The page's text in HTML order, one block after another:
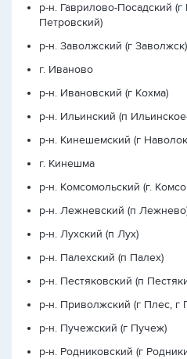
р-н. Гаврилово-Посадский
Петровский)
р-н. Заволжский (г Заволжск)
г. Иваново
р-н. Ивановский (г Кохма)
р-н. Ильинский (п
р-н. Кинешемский (г
г. Кинешма
р-н. Комсомольский (г.
р-н. Лежневский (п
р-н. Лухский (п Лух)
р-н. Палехский (п Палех)
р-н. Пестяковский (п
р-н. Приволжский (г Плес, г
р-н. Пучежский (г Пучеж)
р-н. Родниковский (г